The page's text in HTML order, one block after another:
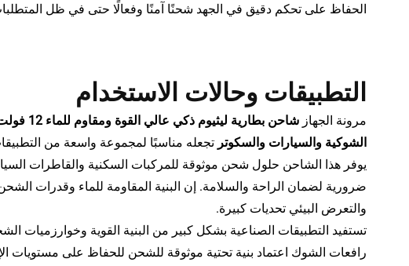
الحفاظ على تحكم دقيق في الجهد شحنًا آمنًا وفعالًا حتى في ظل
التطبيقات وحالات الاستخدام
مرونة الجهاز
الشوكية والسيارات والسكوتر تجعله مناسبًا لمجموعة واسعة من
يوفر هذا الشاحن حلول شحن موثوقة للمركبات السكنية والقاطرات
ضرورية لضمان الراحة والسلامة. إن البنية المقاومة للماء وقدرات
والتعرض البيئي تحديات كبيرة.
تستفيد التطبيقات الصناعية بشكل كبير من البنية القوية
رافعات الشوك اعتماد بنية تحتية موثوقة للشحن للحفاظ على مستويات